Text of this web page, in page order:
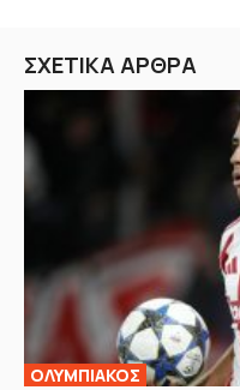
ΣΧΕΤΙΚΑ ΑΡΘΡΑ
ΟΛΥΜΠΙΑΚΟΣ